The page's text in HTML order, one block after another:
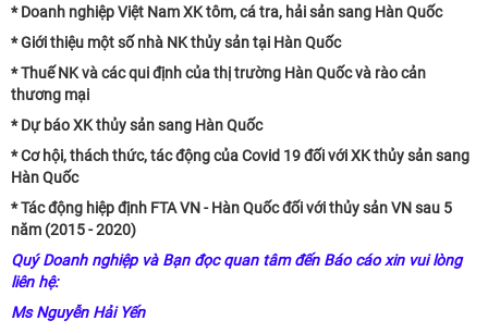
* Doanh nghiệp Việt Nam XK tôm, cá tra, hải sản sang Hàn Quốc
* Giới thiệu một số nhà NK thủy sản tại Hàn Quốc
* Thuế NK và các qui định của thị trường Hàn Quốc và rào cản
thương mại
* Dự báo XK thủy sản sang Hàn Quốc
* Cơ hội, thách thức, tác động của Covid 19 đối với XK thủy sản sang
Hàn Quốc
* Tác động hiệp định FTA VN - Hàn Quốc đối với thủy sản VN sau 5
năm (2015 - 2020)
Quý Doanh nghiệp và Bạn đọc quan tâm đến Báo cáo xin vui lòng
liên hệ:
Ms Nguyễn Hải Yến